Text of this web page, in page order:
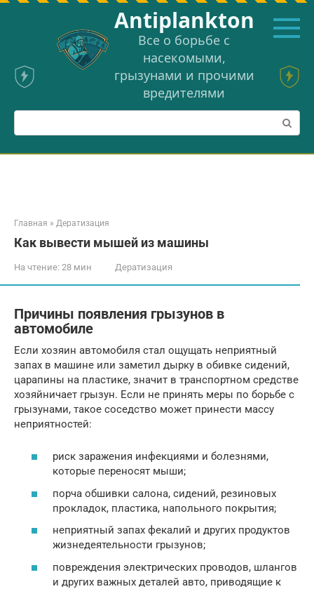
Перейти
Аntiplankton
Все о борьбе с
насекомыми,
грызунами и прочими
вредителями
Поиск:
Главная » Дератизация
Как вывести мышей из машины
На чтение: 28 мин Дератизация
Причины появления грызунов в
автомобиле
Если хозяин автомобиля стал ощущать неприятный
запах в машине или заметил дырку в обивке сидений,
царапины на пластике, значит в транспортном средстве
хозяйничает грызун. Если не принять меры по борьбе с
грызунами, такое соседство может принести массу
неприятностей:
риск заражения инфекциями и болезнями,
которые переносят мыши;
порча обшивки салона, сидений, резиновых
прокладок, пластика, напольного покрытия;
неприятный запах фекалий и других продуктов
жизнедеятельности грызунов;
повреждения электрических проводов, шлангов
и других важных деталей авто, приводящие к